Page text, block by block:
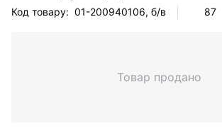
Код товару: 01-200940106, б/в 87
Товар продано